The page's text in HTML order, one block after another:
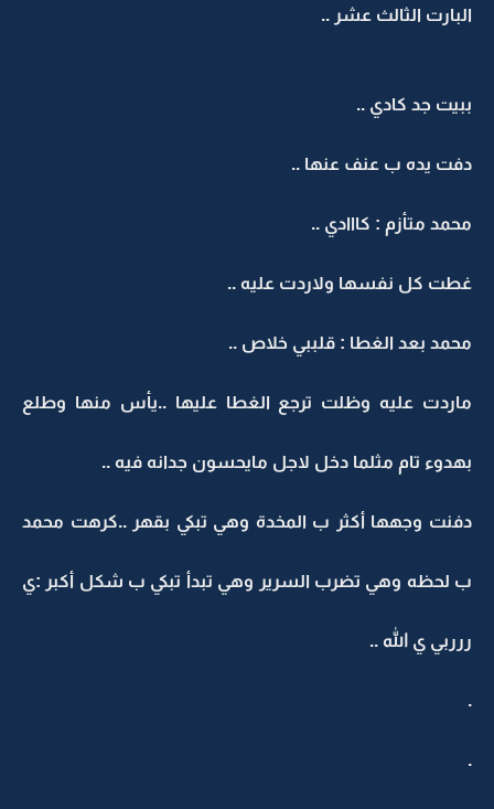
البارت الثالث عشر ..
ببيت جد كادي ..
دفت يده ب عنف عنها ..
محمد متأزم : كااادي ..
غطت كل نفسها ولاردت عليه ..
محمد بعد الغطا : قلببي خلاص ..
ماردت عليه وظلت ترجع الغطا عليها ..يأس منها وطلع
بهدوء تام مثلما دخل لاجل مايحسون جدانه فيه ..
دفنت وجهها أكثر ب المخدة وهي تبكي بقهر ..كرهت محمد
ب لحظه وهي تضرب السرير وهي تبدأ تبكي ب شكل أكبر :ي
ررربي ي الله ..
.
.